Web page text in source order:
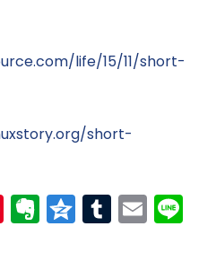
life/15/11/short-
short-
Pinterest
Evernote
Qzone
Tumblr